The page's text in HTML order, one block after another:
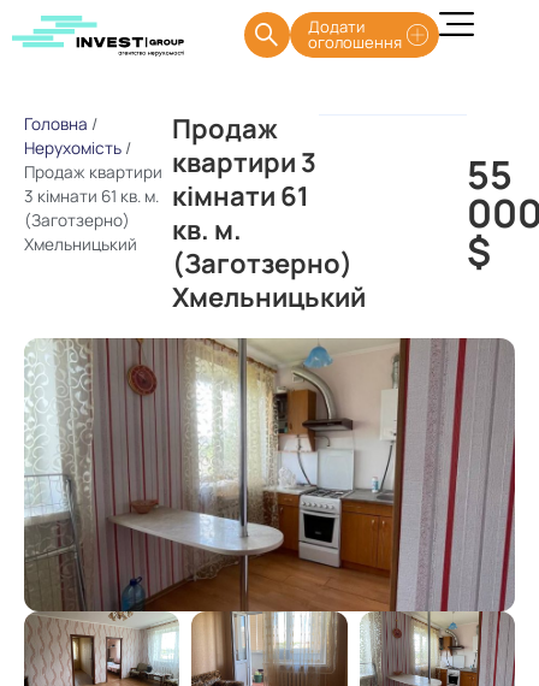
Додати
оголошення
Головна /
Нерухомість /
Продаж квартири
3 кімнати 61 кв. м.
(Заготзерно)
Хмельницький
Продаж
квартири 3
кімнати 61
кв. м.
(Заготзерно)
Хмельницький
55
$